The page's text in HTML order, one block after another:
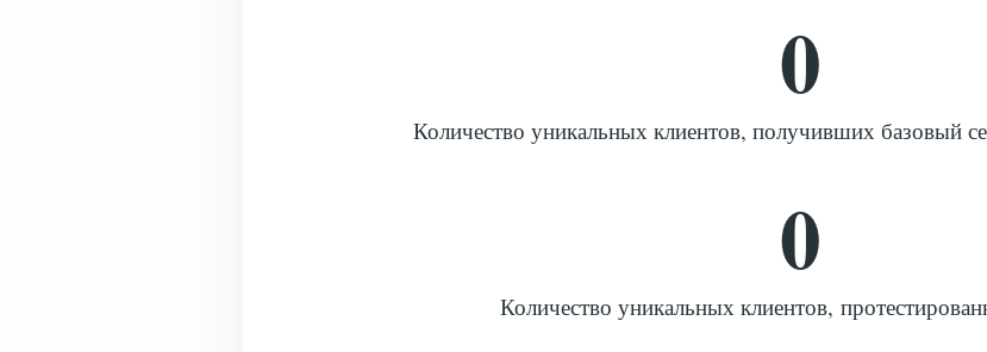
Количество уникальных клиентов, получивших базовый
0
Количество уникальных клиентов,
0